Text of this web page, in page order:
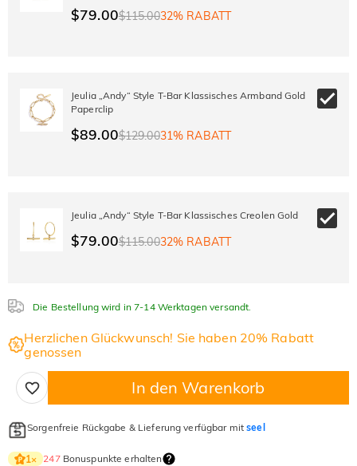
$79.00$115.0032% RABATT
Jeulia „Andy“ Style T-Bar Klassisches Armband Gold
Paperclip
$89.00$129.0031% RABATT
Jeulia „Andy“ Style T-Bar Klassisches Creolen Gold
$79.00$115.0032% RABATT
Die Bestellung wird in 7-14 Werktagen versandt.
Herzlichen Glückwunsch! Sie haben 20% Rabatt
genossen
In den Warenkorb
Sorgenfreie Rückgabe & Lieferung verfügbar mitseel
1× 247Bonuspunkte erhalten